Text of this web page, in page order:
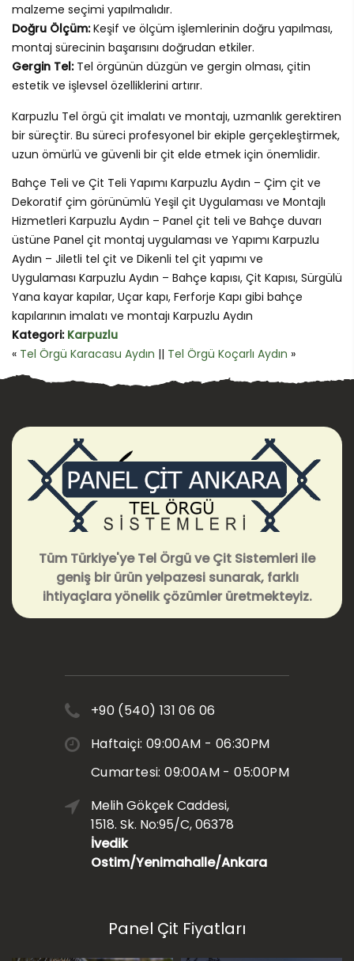
malzeme seçimi yapılmalıdır.
Doğru Ölçüm:Keşif ve ölçüm işlemlerinin doğru yapılması,
montaj sürecinin başarısını doğrudan etkiler.
Gergin Tel:Tel örgünün düzgün ve gergin olması, çitin
estetik ve işlevsel özelliklerini artırır.
Karpuzlu Tel örgü çit imalatı ve montajı, uzmanlık gerektiren
bir süreçtir. Bu süreci profesyonel bir ekiple gerçekleştirmek,
uzun ömürlü ve güvenli bir çit elde etmek için önemlidir.
Bahçe Teli ve Çit Teli Yapımı Karpuzlu Aydın – Çim çit ve
Dekoratif çim görünümlü Yeşil çit Uygulaması ve Montajlı
Hizmetleri Karpuzlu Aydın – Panel çit teli ve Bahçe duvarı
üstüne Panel çit montaj uygulaması ve Yapımı Karpuzlu
Aydın – Jiletli tel çit ve Dikenli tel çit yapımı ve
Uygulaması Karpuzlu Aydın – Bahçe kapısı, Çit Kapısı, Sürgülü
Yana kayar kapılar, Uçar kapı, Ferforje Kapı gibi bahçe
kapılarının imalatı ve montajı Karpuzlu Aydın
Kategori: Karpuzlu
« Tel Örgü Karacasu Aydın || Tel Örgü Koçarlı Aydın »
Tüm Türkiye'ye Tel Örgü ve Çit Sistemleri ile
geniş bir ürün yelpazesi sunarak, farklı
ihtiyaçlara yönelik çözümler üretmekteyiz.
+90 (540) 131 06 06
Haftaiçi: 09:00AM - 06:30PM
Cumartesi: 09:00AM - 05:00PM
Melih Gökçek Caddesi,
1518. Sk. No:95/C, 06378
İvedik
Ostim/Yenimahalle/Ankara
Panel Çit Fiyatları